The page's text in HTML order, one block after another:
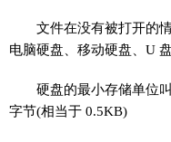
文件在没有被打开的
电脑硬盘、移动硬盘、U
硬盘的最小存储单位
字节(相当于 0.5KB)